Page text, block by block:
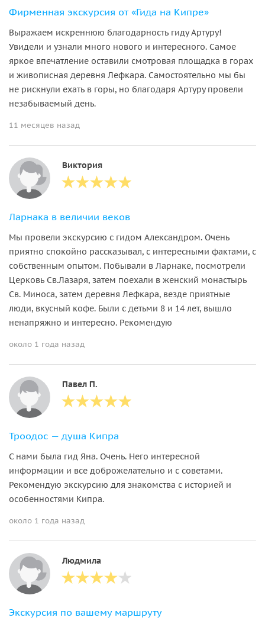
Фирменная экскурсия от «Гида на Кипре»
Выражаем искреннюю благодарность гиду Артуру!
Увидели и узнали много нового и интересного. Самое
яркое впечатление оставили смотровая площадка в горах
и живописная деревня Лефкара. Самостоятельно мы бы
не рискнули ехать в горы, но благодаря Артуру провели
незабываемый день.
11 месяцев назад
Виктория
Ларнака в величии веков
Мы провели экскурсию с гидом Александром. Очень
приятно спокойно рассказывал, с интересными фактами, с
собственным опытом. Побывали в Ларнаке, посмотрели
Церковь Св.Лазаря, затем поехали в женский монастырь
Св. Миноса, затем деревня Лефкара, везде приятные
люди, вкусный кофе. Были с детьми 8 и 14 лет, вышло
ненапряжно и интересно. Рекомендую
около 1 года назад
Павел П.
Троодос — душа Кипра
С нами была гид Яна. Очень. Него интересной
информации и все доброжелательно и с советами.
Рекомендую экскурсию для знакомства с историей и
особенностями Кипра.
около 1 года назад
Людмила
Экскурсия по вашему маршруту